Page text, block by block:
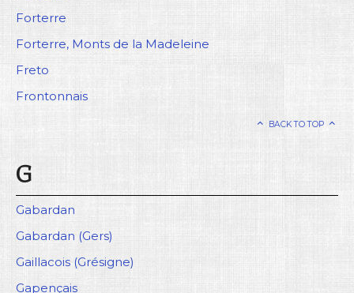
Forterre
Forterre, Monts de la Madeleine
Freto
Frontonnais
BACK TO TOP
G
Gabardan
Gabardan (Gers)
Gaillacois (Grésigne)
Gapençais